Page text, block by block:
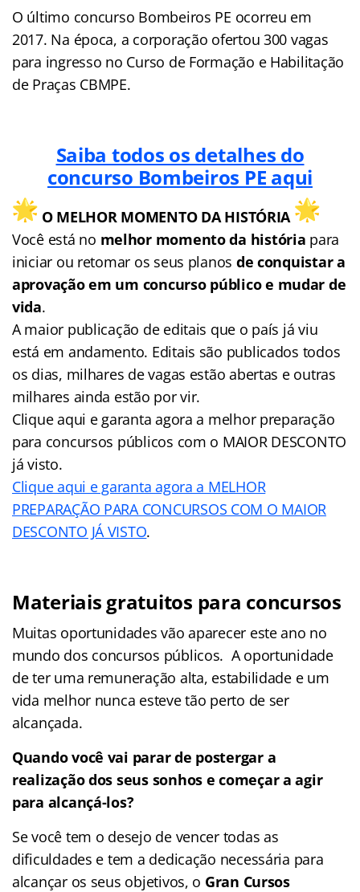
O último concurso Bombeiros PE ocorreu em
2017. Na época, a corporação ofertou 300 vagas
para ingresso no Curso de Formação e Habilitação
de Praças CBMPE.
Saiba todos os detalhes do
concurso Bombeiros PE aqui
O MELHOR MOMENTO DA HISTÓRIA
Você está no melhor momento da história para
iniciar ou retomar os seus planos de conquistar a
aprovação em um concurso público e mudar de
vida.
A maior publicação de editais que o país já viu
está em andamento. Editais são publicados todos
os dias, milhares de vagas estão abertas e outras
milhares ainda estão por vir.
Clique aqui e garanta agora a melhor preparação
para concursos públicos com o MAIOR DESCONTO
já visto.
Clique aqui e garanta agora a MELHOR
PREPARAÇÃO PARA CONCURSOS COM O MAIOR
DESCONTO JÁ VISTO.
Materiais gratuitos para concursos
Muitas oportunidades vão aparecer este ano no
mundo dos concursos públicos. A oportunidade
de ter uma remuneração alta, estabilidade e um
vida melhor nunca esteve tão perto de ser
alcançada.
Quando você vai parar de postergar a
realização dos seus sonhos e começar a agir
para alcançá-los?
Se você tem o desejo de vencer todas as
dificuldades e tem a dedicação necessária para
alcançar os seus objetivos, o Gran Cursos